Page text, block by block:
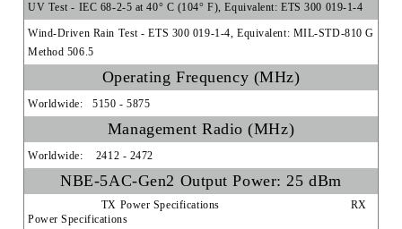
UV Test - IEC 68-2-5 at 40° C (104° F), Equivalent: ETS 300 019-1-4
Wind-Driven Rain Test- ETS 300 019-1-4, Equivalent: MIL-STD-810 G
Method 506.5
Operating Frequency (MHz)
Worldwide: 5150 - 5875
Management Radio (MHz)
Worldwide: 2412 - 2472
NBE-5AC-Gen2 Output Power: 25 dBm
TX Power Specifications
RX
Power Specifications